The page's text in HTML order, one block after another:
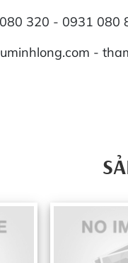
320 - 0931 080
-